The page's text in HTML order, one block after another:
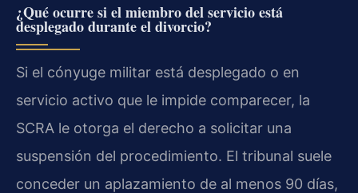
¿Qué ocurre si el miembro del servicio está
desplegado durante el divorcio?
Si el cónyuge militar está desplegado o en
servicio activo que le impide comparecer, la
SCRA le otorga el derecho a solicitar una
suspensión del procedimiento. El tribunal suele
conceder un aplazamiento de al menos 90 días,